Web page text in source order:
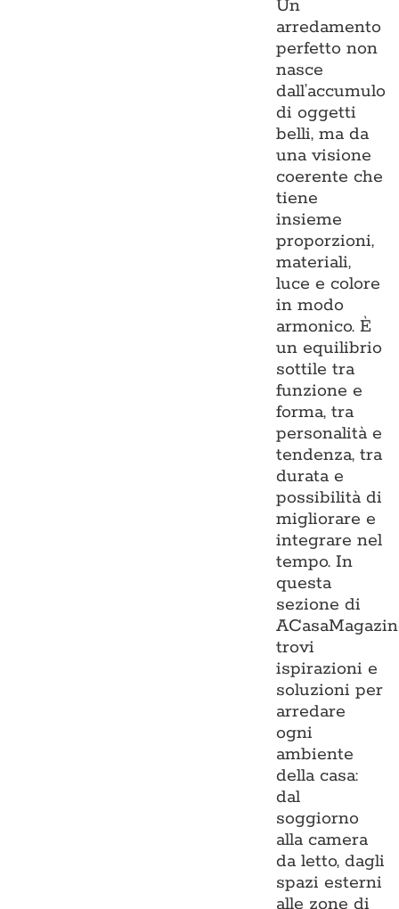
Un
arredamento
perfetto non
nasce
dall’accumulo
di oggetti
belli, ma da
una visione
coerente che
tiene
insieme
proporzioni,
materiali,
luce e colore
in modo
armonico. È
un equilibrio
sottile tra
funzione e
forma, tra
personalità e
tendenza, tra
durata e
possibilità di
migliorare e
integrare nel
tempo. In
questa
sezione di
trovi
ispirazioni e
soluzioni per
arredare
ogni
ambiente
della casa:
dal
soggiorno
alla camera
da letto, dagli
spazi esterni
alle zone di